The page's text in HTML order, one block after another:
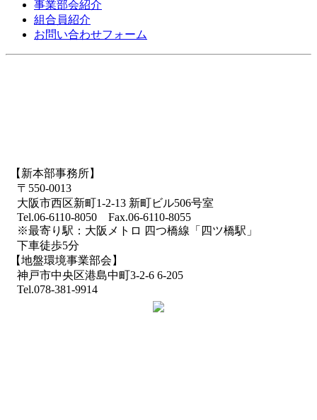
事業部会紹介
組合員紹介
お問い合わせフォーム
【新本部事務所】
〒550-0013
大阪市西区新町1-2-13 新町ビル506号室
Tel.06-6110-8050 Fax.06-6110-8055
※最寄り駅：大阪メトロ 四つ橋線「四ツ橋駅」
下車徒歩5分
【地盤環境事業部会】
神戸市中央区港島中町3-2-6 6-205
Tel.078-381-9914